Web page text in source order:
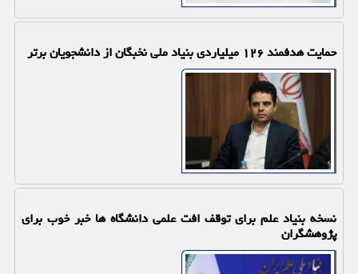
حمایت هدفمند ۱۲۶ میلیاردی بنیاد ملی نخبگان از دانشجویان برتر
نسخه بنیاد علم برای توقف افت علمی دانشگاه ها خبر خوب برای
پژوهشگران